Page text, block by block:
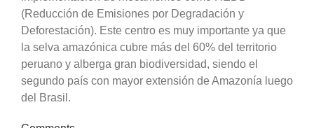
(Reducción de Emisiones por Degradación y
Deforestación). Este centro es muy importante ya que
la selva amazónica cubre más del 60% del territorio
peruano y alberga gran biodiversidad, siendo el
segundo país con mayor extensión de Amazonía luego
del Brasil.